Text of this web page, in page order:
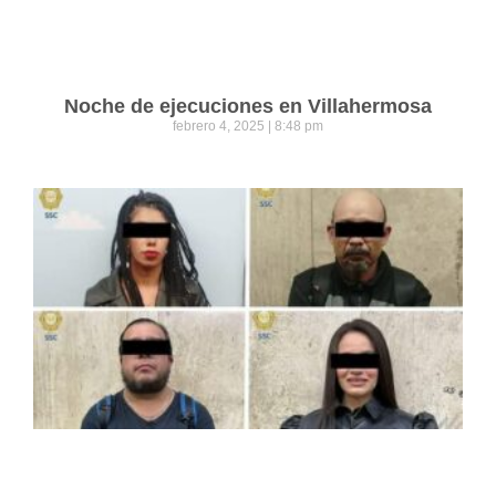
Noche de ejecuciones en Villahermosa
febrero 4, 2025 8:48 pm